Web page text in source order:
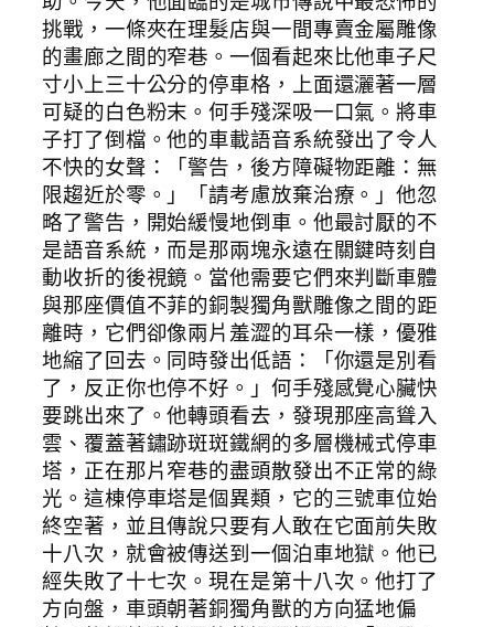
挑戰，一條夾在理髮店與一間專賣金屬雕像
的畫廊之間的窄巷。一個看起來比他車子尺
寸小上三十公分的停車格，上面還灑著一層
可疑的白色粉末。何手殘深吸一口氣。將車
子打了倒檔。他的車載語音系統發出了令人
不快的女聲：「警告，後方障礙物距離：無
限趨近於零。」「請考慮放棄治療。」他忽
略了警告，開始緩慢地倒車。他最討厭的不
是語音系統，而是那兩塊永遠在關鍵時刻自
動收折的後視鏡。當他需要它們來判斷車體
與那座價值不菲的銅製獨角獸雕像之間的距
離時，它們卻像兩片羞澀的耳朵一樣，優雅
地縮了回去。同時發出低語：「你還是別看
了，反正你也停不好。」何手殘感覺心臟快
要跳出來了。他轉頭看去，發現那座高聳入
雲、覆蓋著鏽跡斑斑鐵網的多層機械式停車
塔，正在那片窄巷的盡頭散發出不正常的綠
光。這棟停車塔是個異類，它的三號車位始
終空著，並且傳說只要有人敢在它面前失敗
十八次，就會被傳送到一個泊車地獄。他已
經失敗了十七次。現在是第十八次。他打了
方向盤，車頭朝著銅獨角獸的方向猛地偏